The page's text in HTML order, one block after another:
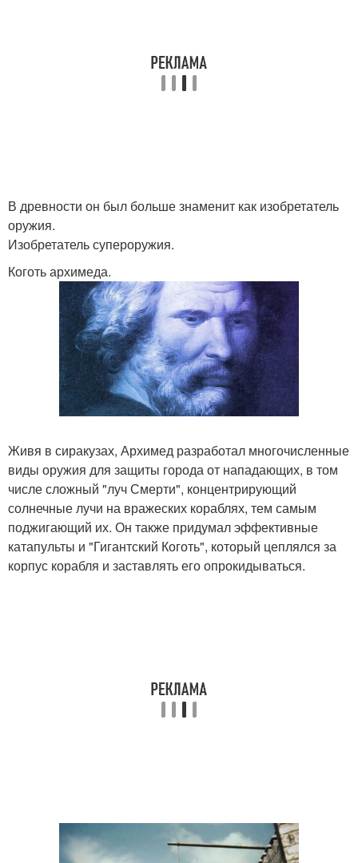
В древности он был больше знаменит как изобретатель
оружия.
Изобретатель супероружия.
Коготь архимеда.
Живя в сиракузах, Архимед разработал многочисленные
виды оружия для защиты города от нападающих, в том
числе сложный "луч Смерти", концентрирующий
солнечные лучи на вражеских кораблях, тем самым
поджигающий их. Он также придумал эффективные
катапульты и "Гигантский Коготь", который цеплялся за
корпус корабля и заставлять его опрокидываться.